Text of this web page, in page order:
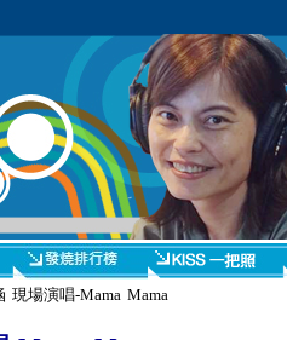
現場演唱-Mama Mama